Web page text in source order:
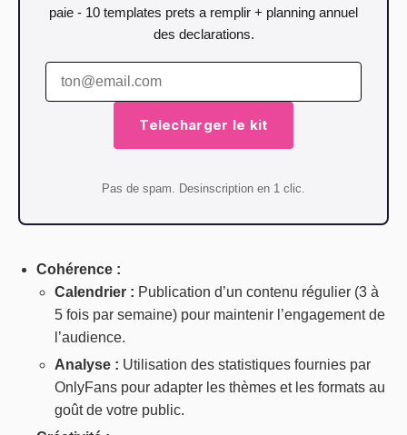
paie - 10 templates prets a remplir + planning annuel
des declarations.
Telecharger le kit
Pas de spam. Desinscription en 1 clic.
Cohérence :
Calendrier : Publication d’un contenu régulier (3 à
5 fois par semaine) pour maintenir l’engagement de
l’audience.
Analyse : Utilisation des statistiques fournies par
OnlyFans pour adapter les thèmes et les formats au
goût de votre public.